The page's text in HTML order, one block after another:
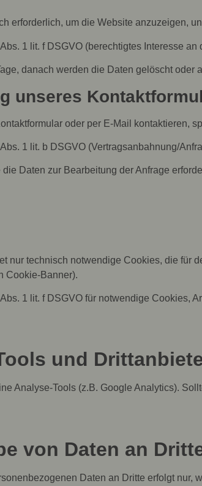
erforderlich, um die Website anzuzeigen,
1 lit. f DSGVO (berechtigtes Interesse
danach werden die Daten gelöscht oder
unseres
oder per E-Mail kontaktieren,
1 lit. b DSGVO (Vertragsanbahnung/
die Daten zur Bearbeitung der Anfrage
nur technisch notwendige Cookies, die für
Cookie-Banner).
1 lit. f DSGVO für notwendige Cookies,
und
Analyse-Tools (z.B. Google Analytics).
von Daten an
Daten an Dritte erfolgt nur,